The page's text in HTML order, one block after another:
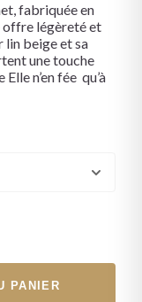
, fabriquée en
offre légèreté et
lin beige et sa
une touche
n’en fée qu’à
PANIER